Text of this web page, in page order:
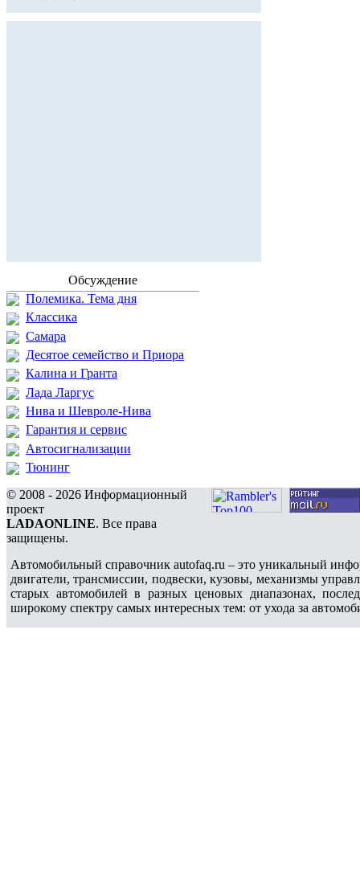
Обсуждение
Полемика. Тема дня
Классика
Самара
Десятое семейство и Приора
Калина и Гранта
Лада Ларгус
Нива и Шевроле-Нива
Гарантия и сервис
Автосигнализации
Тюнинг
© 2008 - 2026 Информационный
проект
LADAONLINE. Все права
защищены.
Автомобильный справочник autofaq.ru – это уникальный
двигатели, трансмиссии, подвески, кузовы, механизмы
старых автомобилей в разных ценовых диапазонах,
широкому спектру самых интересных тем: от ухода за